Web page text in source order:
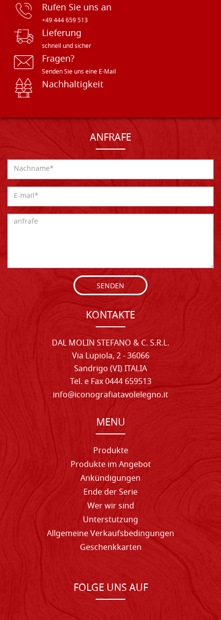
Rufen Sie uns an
+49 444 659 513
Lieferung
schnell und sicher
Fragen?
Senden Sie uns eine E-Mail
Nachhaltigkeit
ANFRAFE
SENDEN
KONTAKTE
DAL MOLIN STEFANO & C. S.R.L.
Via Lupiola, 2 - 36066
Sandrigo (VI) ITALIA
Tel. e Fax 0444 659513
info@iconografiatavolelegno.it
MENU
Produkte
Produkte im Angebot
Ankündigungen
Ende der Serie
Wer wir sind
Unterstutzung
Allgemeine Verkaufsbedingungen
Geschenkkarten
FOLGE UNS AUF